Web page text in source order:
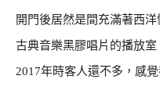
開門後居然是間充滿著西
古典音樂黑膠唱片的播放室
2017年時客人還不多，感